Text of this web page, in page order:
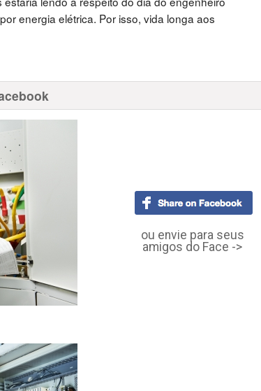
energia elétrica. Por isso, vida longa aos
ou envie para seus
amigos do Face ->